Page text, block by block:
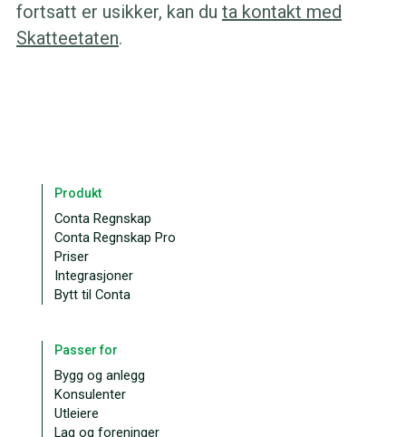
fortsatt er usikker, kan du ta kontakt med
Skatteetaten.
Produkt
Conta Regnskap
Conta Regnskap Pro
Priser
Integrasjoner
Bytt til Conta
Passer for
Bygg og anlegg
Konsulenter
Utleiere
Lag og foreninger